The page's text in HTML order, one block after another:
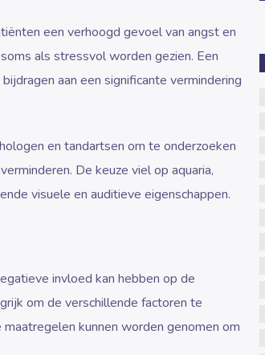
een verhoogd gevoel van angst en
als stressvol worden gezien. Een
aan een significante vermindering
en tandartsen om te onderzoeken
De keuze viel op aquaria,
visuele en auditieve eigenschappen.
invloed kan hebben op de
om de verschillende factoren te
kunnen worden genomen om